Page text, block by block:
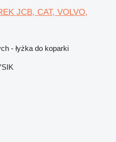
JCB, CAT, VOLVO,
- łyżka do koparki